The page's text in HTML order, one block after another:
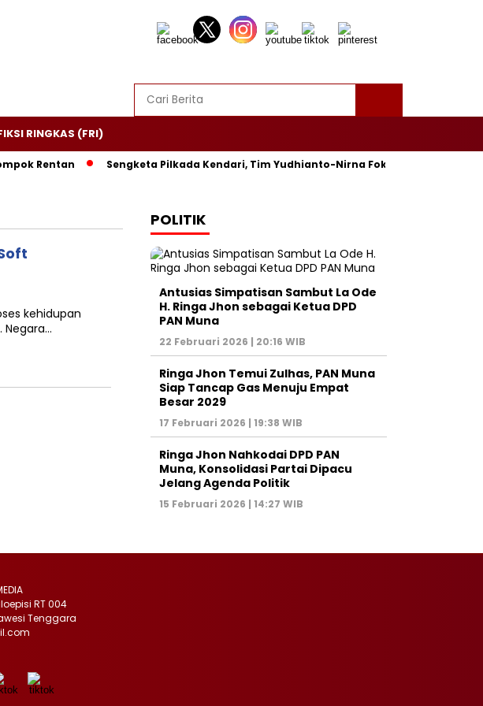
RINGKAS (FRI)
Rentan Sengketa Pilkada Kendari, Tim Yudhianto-Nirna Fokus Siapkan Bukti di
kehidupan
Negara…
POLITIK
Antusias Simpatisan Sambut La Ode
H. Ringa Jhon sebagai Ketua DPD
PAN Muna
22 Februari 2026 | 20:16 WIB
Ringa Jhon Temui Zulhas, PAN Muna
Siap Tancap Gas Menuju Empat
Besar 2029
17 Februari 2026 | 19:38 WIB
Ringa Jhon Nahkodai DPD PAN
Muna, Konsolidasi Partai Dipacu
Jelang Agenda Politik
15 Februari 2026 | 14:27 WIB
RT 004
Tenggara